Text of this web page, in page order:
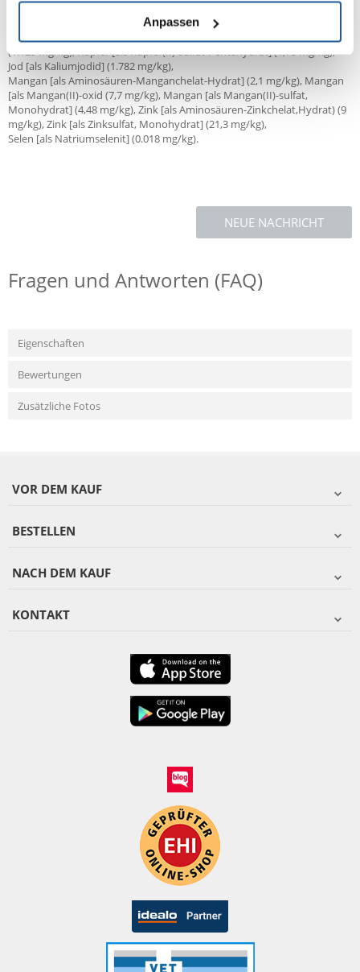
Anpassen
Ernährungsphysiologische Zusatzstoffe:
Vitamin A (10.000 IE/kg), Vitamin D3 (750 IE/kg), Vitamin E (150 IE/kg),
Taurin (0,1%), Kupfer [als Kupfer(II)-Aminosäuren-Hydrat]
(1.125 mg/kg), Kupfer [als Kupfer(II)-sulfat-Pentahydrat] (1,75 mg/kg),
Jod [als Kaliumjodid] (1.782 mg/kg),
Mangan [als Aminosäuren-Manganchelat-Hydrat] (2,1 mg/kg), Mangan
[als Mangan(II)-oxid (7,7 mg/kg), Mangan [als Mangan(II)-sulfat,
Monohydrat] (4,48 mg/kg), Zink [als Aminosäuren-Zinkchelat,Hydrat) (9
mg/kg), Zink [als Zinksulfat, Monohydrat] (21,3 mg/kg),
Selen [als Natriumselenit] (0.018 mg/kg).
NEUE NACHRICHT
Fragen und Antworten (FAQ)
Eigenschaften
Bewertungen
Zusätzliche Fotos
VOR DEM KAUF
BESTELLEN
NACH DEM KAUF
KONTAKT